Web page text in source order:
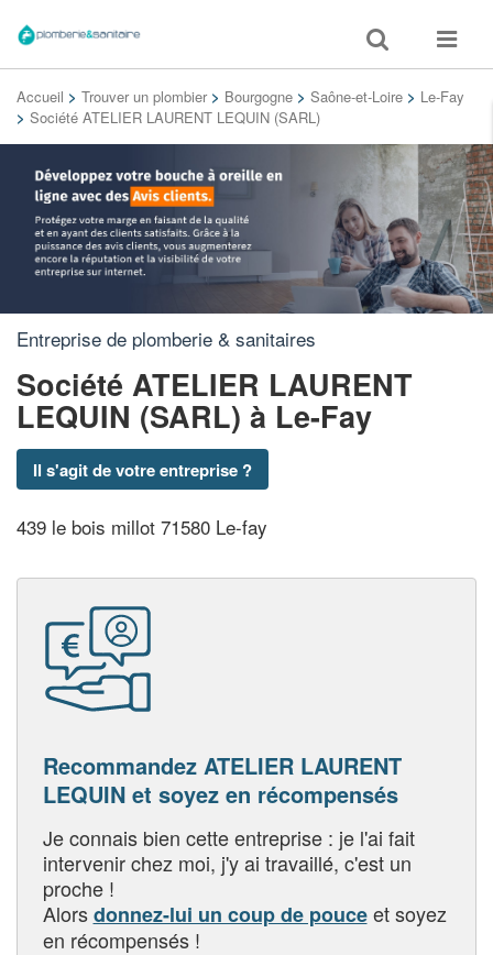
Toggle
search
Toggle
Accueil > Trouver un plombier > Bourgogne > Saône-et-Loire > Le-Fay
> Société ATELIER LAURENT LEQUIN (SARL)
Entreprise de plomberie & sanitaires
Société ATELIER LAURENT
LEQUIN (SARL) à Le-Fay
Il s'agit de votre entreprise ?
439 le bois millot 71580 Le-fay
Recommandez ATELIER LAURENT
LEQUIN et soyez en récompensés
Je connais bien cette entreprise : je l'ai fait
intervenir chez moi, j'y ai travaillé, c'est un
proche !
Alorsdonnez-lui un coup de pouceet soyez
en récompensés !